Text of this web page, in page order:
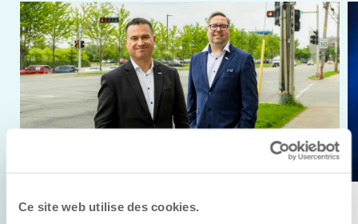
Ce site web utilise des cookies.
11 juin 2026